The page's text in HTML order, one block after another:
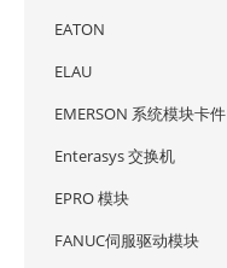
EATON
ELAU
EMERSON 系统模块卡件
Enterasys 交换机
EPRO 模块
FANUC伺服驱动模块